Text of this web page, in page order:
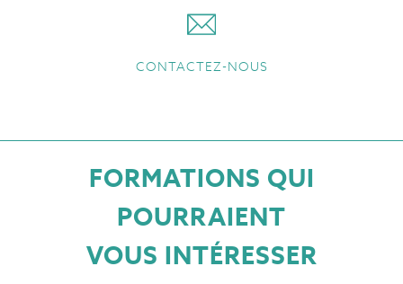
CONTACTEZ-NOUS
FORMATIONS QUI
POURRAIENT
VOUS INTÉRESSER